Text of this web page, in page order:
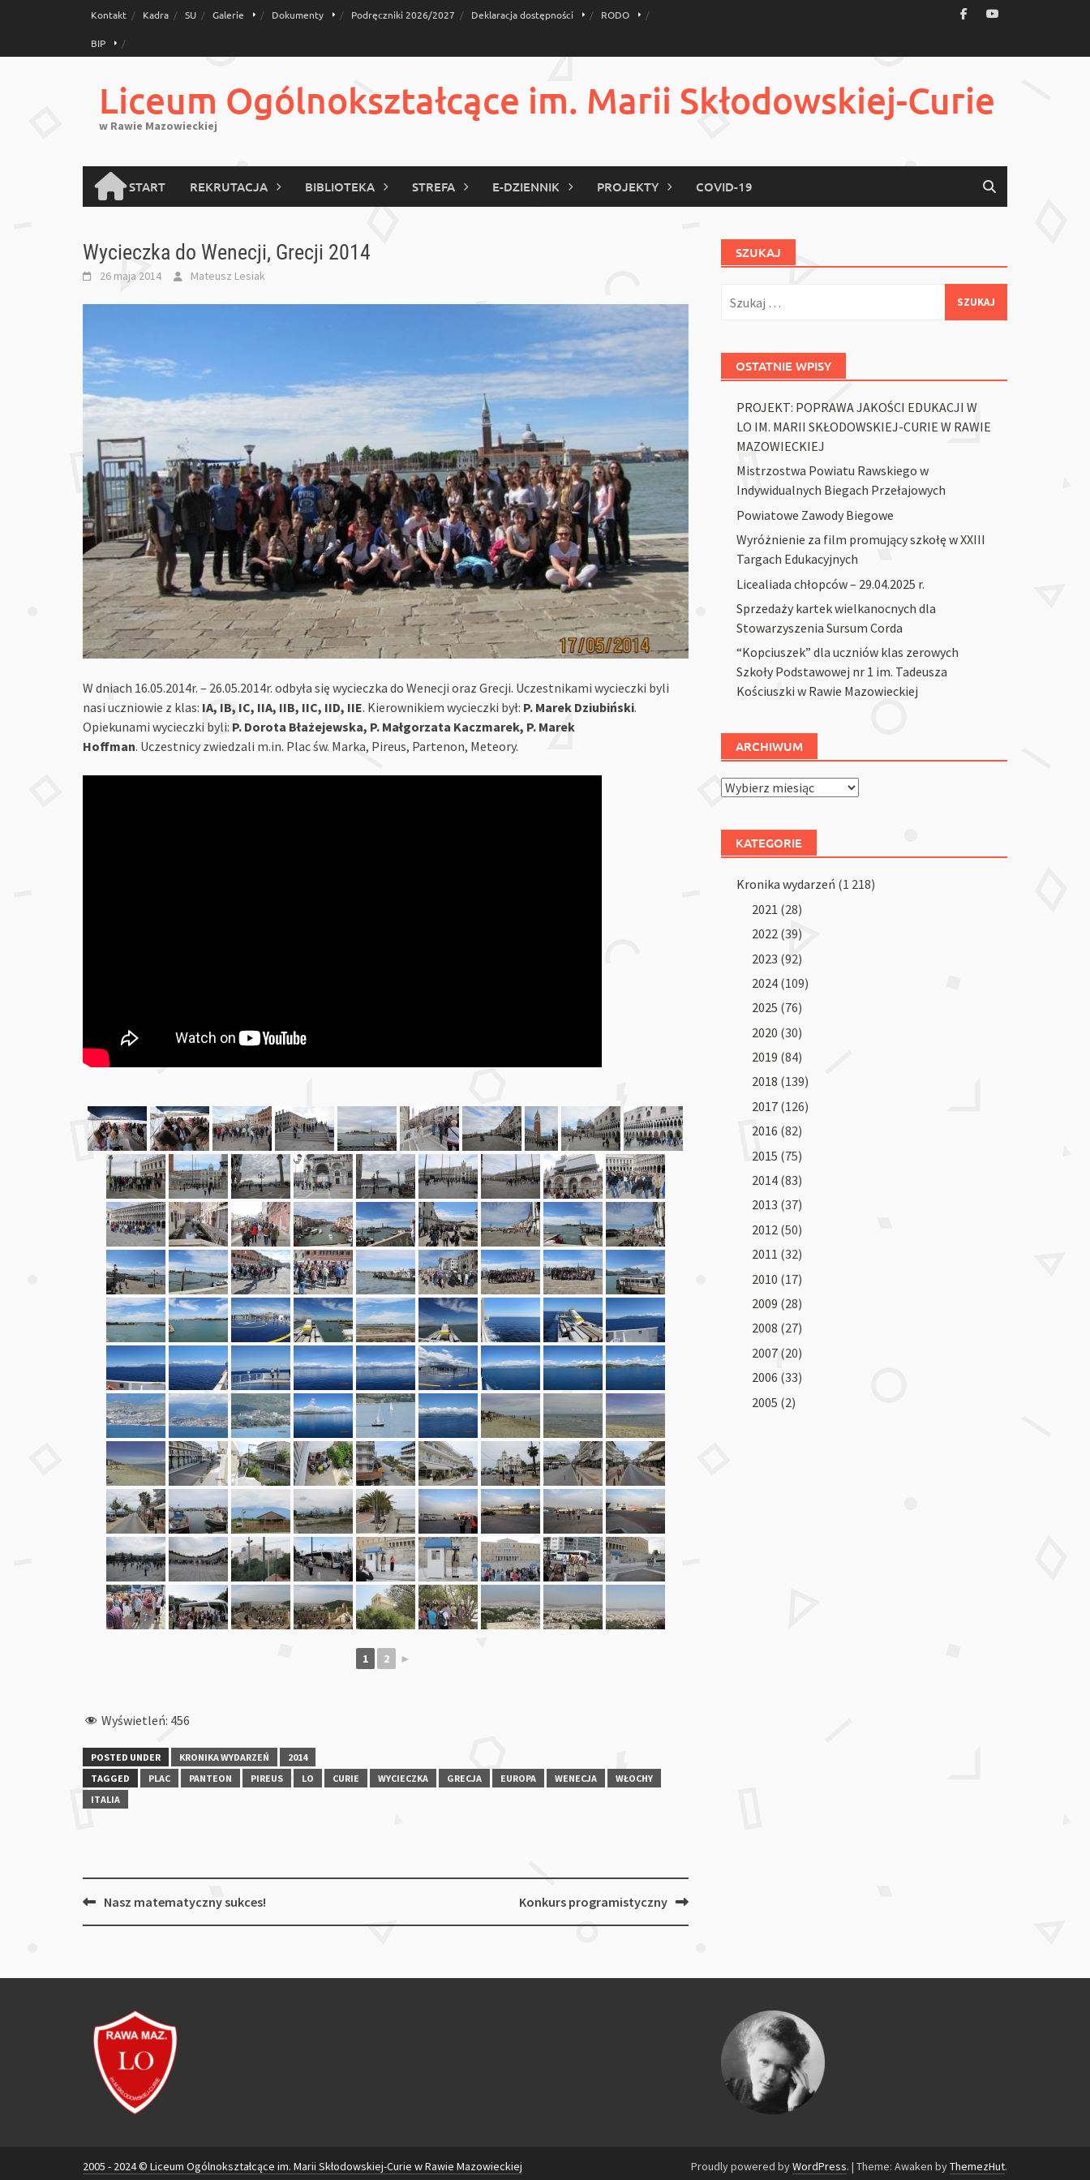
Kontakt Kadra SU Galerie Dokumenty Podręczniki 2026/2027 Deklaracja dostępności RODO
BIP
Liceum Ogólnokształcące im. Marii Skłodowskiej-Curie
w Rawie Mazowieckiej
START REKRUTACJA BIBLIOTEKA STREFA E-DZIENNIK PROJEKTY COVID-19
Wycieczka do Wenecji, Grecji 2014
26 maja 2014 Mateusz Lesiak
W dniach 16.05.2014r. – 26.05.2014r. odbyła się wycieczka do Wenecji oraz Grecji. Uczestnikami wycieczki byli
nasi uczniowie z klas: IA, IB, IC, IIA, IIB, IIC, IID, IIE. Kierownikiem wycieczki był: P. Marek Dziubiński.
Opiekunami wycieczki byli: P. Dorota Błażejewska, P. Małgorzata Kaczmarek, P. Marek
Hoffman. Uczestnicy zwiedzali m.in. Plac św. Marka, Pireus, Partenon, Meteory.
1 2 ►
Wyświetleń: 456
POSTED UNDER KRONIKA WYDARZEŃ
2014
TAGGED
PLAC PANTEON PIREUS LO CURIE WYCIECZKA GRECJA EUROPA WENECJA
WŁOCHY
ITALIA
PostNasz matematyczny sukces! Konkurs programistyczny
SZUKAJ
OSTATNIE WPISY
PROJEKT: POPRAWA JAKOŚCI EDUKACJI W
LO IM. MARII SKŁODOWSKIEJ-CURIE W RAWIE
MAZOWIECKIEJ
Mistrzostwa Powiatu Rawskiego w
Indywidualnych Biegach Przełajowych
Powiatowe Zawody Biegowe
Wyróżnienie za film promujący szkołę w XXIII
Targach Edukacyjnych
Licealiada chłopców – 29.04.2025 r.
Sprzedaży kartek wielkanocnych dla
Stowarzyszenia Sursum Corda
“Kopciuszek” dla uczniów klas zerowych
Szkoły Podstawowej nr 1 im. Tadeusza
Kościuszki w Rawie Mazowieckiej
ARCHIWUM
Archiwum
KATEGORIE
Kronika wydarzeń (1 218)
2021 (28)
2022 (39)
2023 (92)
2024 (109)
2025 (76)
2020 (30)
2019 (84)
2018 (139)
2017 (126)
2016 (82)
2015 (75)
2014 (83)
2013 (37)
2012 (50)
2011 (32)
2010 (17)
2009 (28)
2008 (27)
2007 (20)
2006 (33)
2005 (2)
2005 - 2024 © Liceum Ogólnokształcące im. Marii Skłodowskiej-Curie w Rawie Mazowieckiej Proudly powered byWordPress. | Theme: Awaken byThemezHut.